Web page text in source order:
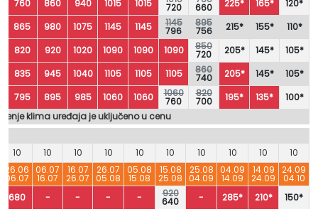
760
860 940 1015 1015 720 660 225* 165*
120*
865
980 1075 1145 1145 1145
796
895
756 215* 155*
110*
820
920 1020 1090 1090 1090 850
720 205* 145*
105*
835
945 1040 1105 1105 1105 860
740 205* 145*
105*
795
895 985 1060 1060 1060
760
820
700 195* 135*
100*
klima uređaja je uključeno u cenu
10 10 10 10 10 10 10 10 10
10
26.06
06.07
06.07
16.07
16.07
26.07
26.07
05.08
05.08
15.08
15.08
25.08
25.08
04.09
04.09
14.09
14.09
24.09
24.09
04.10
680
- - - - 920
640 - 285* 210*
150*